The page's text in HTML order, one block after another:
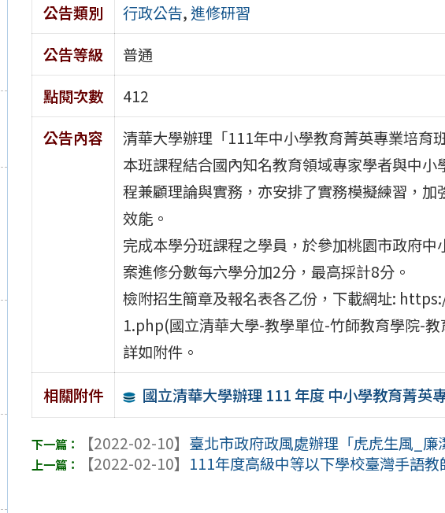
公告類別
行政公告,進修研習
公告等級
普通
點閱次數
412
公告內容
清華大學辦理「111年中小學教育菁英專業培育
本班課程結合國內知名教育領域專家學者與中
程兼顧理論與實務，亦安排了實務模擬練習，
效能。
完成本學分班課程之學員，於參加桃園市政府
案進修分數每六學分加2分，最高採計8分。
檢附招生簡章及報名表各乙份，下載網址:
1.php(國立清華大學-教學單位-竹師教育學院-
詳如附件。
相關附件
國立清華大學辦理 111 年度 中小學教育菁英
【2022-02-10】 臺北市政府政風處辦理「虎虎生風_
【2022-02-10】 111年度高級中等以下學校臺灣手語